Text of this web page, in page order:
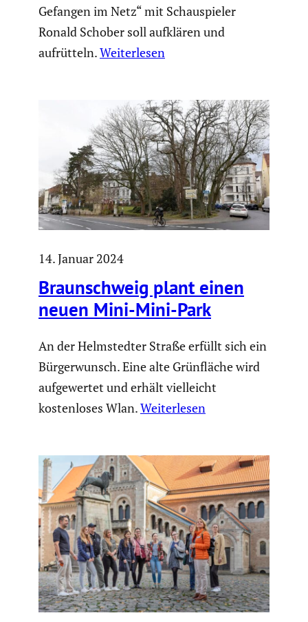
Gefangen im Netz“ mit Schauspieler
Ronald Schober soll aufklären und
aufrütteln.Weiterlesen
14. Januar 2024
Braun­schweig plant einen
neuen Mini-Mini-Park
An der Helmstedter Straße erfüllt sich ein
Bürgerwunsch. Eine alte Grünfläche wird
aufgewertet und erhält vielleicht
kostenloses Wlan.Weiterlesen